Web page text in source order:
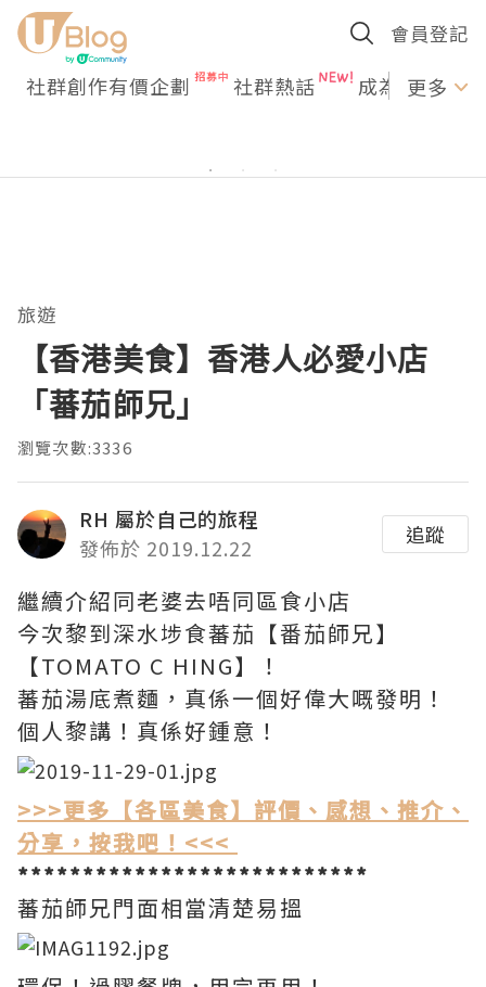
會員登記
社群創作有價企劃 社群熱話 成為U更多
旅遊
【香港美食】香港人必愛小店
「蕃茄師兄」
瀏覽次數:3336
RH 屬於自己的旅程
發佈於 2019.12.22
追蹤
繼續介紹同老婆去唔同區食小店
今次黎到深水埗食蕃茄【番茄師兄】
【TOMATO C HING】！
蕃茄湯底煮麵，真係一個好偉大嘅發明！
個人黎講！真係好鍾意！
>>>更多【各區美食】評價、感想、推介、
分享，按我吧！<<<
***************************
蕃茄師兄門面相當清楚易搵